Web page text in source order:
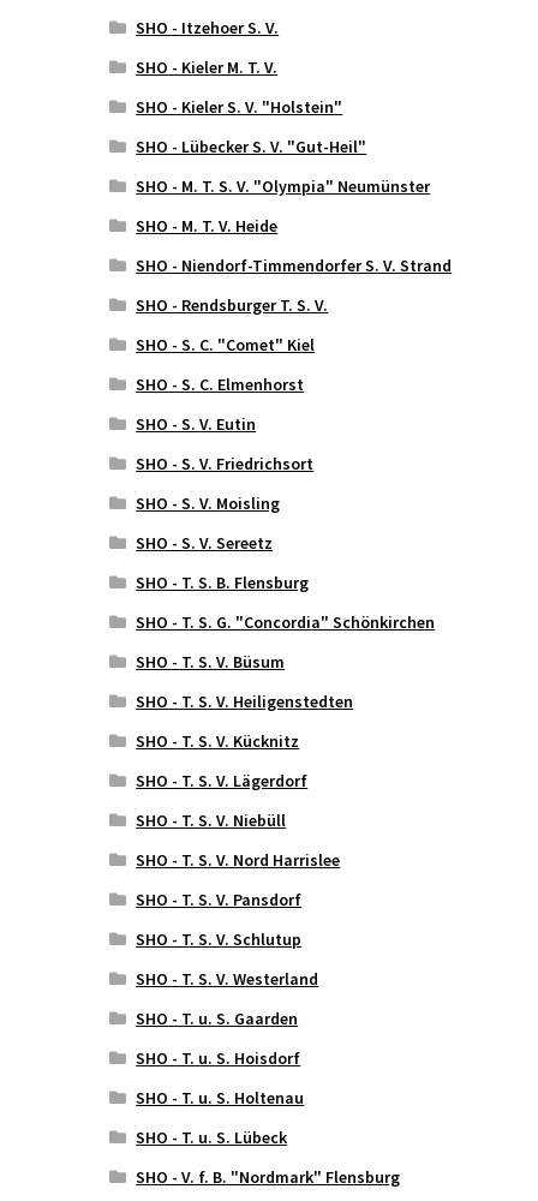
SHO - Itzehoer S. V.
SHO - Kieler M. T. V.
SHO - Kieler S. V. "Holstein"
SHO - Lübecker S. V. "Gut-Heil"
SHO - M. T. S. V. "Olympia" Neumünster
SHO - M. T. V. Heide
SHO - Niendorf-Timmendorfer S. V. Strand
SHO - Rendsburger T. S. V.
SHO - S. C. "Comet" Kiel
SHO - S. C. Elmenhorst
SHO - S. V. Eutin
SHO - S. V. Friedrichsort
SHO - S. V. Moisling
SHO - S. V. Sereetz
SHO - T. S. B. Flensburg
SHO - T. S. G. "Concordia" Schönkirchen
SHO - T. S. V. Büsum
SHO - T. S. V. Heiligenstedten
SHO - T. S. V. Kücknitz
SHO - T. S. V. Lägerdorf
SHO - T. S. V. Niebüll
SHO - T. S. V. Nord Harrislee
SHO - T. S. V. Pansdorf
SHO - T. S. V. Schlutup
SHO - T. S. V. Westerland
SHO - T. u. S. Gaarden
SHO - T. u. S. Hoisdorf
SHO - T. u. S. Holtenau
SHO - T. u. S. Lübeck
SHO - V. f. B. "Nordmark" Flensburg